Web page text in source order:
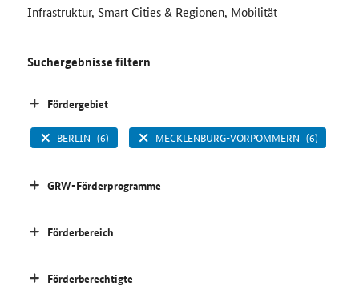
Infrastruktur, Smart Cities & Regionen, Mobilität
Suchergebnisse filtern
Fördergebiet
BERLIN (6) MECKLENBURG-VORPOMMERN (6)
GRW-Förderprogramme
Förderbereich
Förderberechtigte